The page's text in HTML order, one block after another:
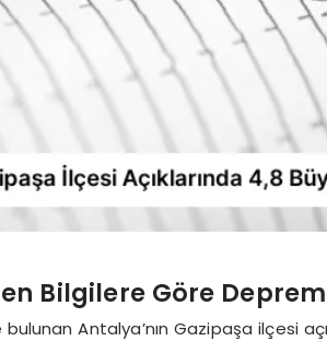
Bilgilere Göre
bulunan Antalya’nın Gazipaşa ilçesi